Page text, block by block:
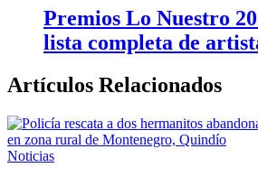
Premios Lo Nuestro
lista completa de
Artículos Relacionados
Noticias